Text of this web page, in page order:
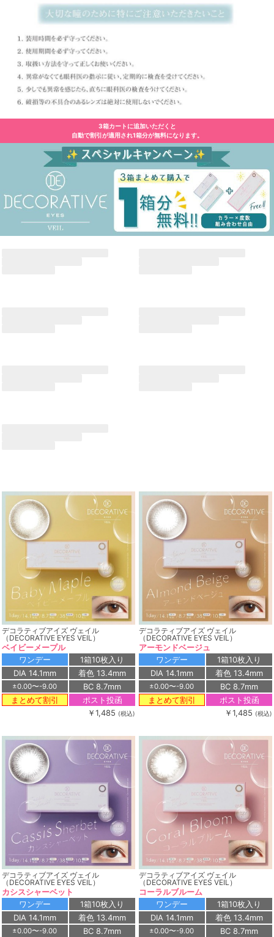
3箱カートに追加いただくと
自動で割引が適用され1箱分が無料になります。
デコラティブアイズ ヴェイル
（DECORATIVE EYES VEIL）
ベイビーメープル
ワンデー
1箱10枚入り
DIA 14.1mm
着色 13.4mm
±0.00〜-9.00
BC 8.7mm
まとめて割引
ポスト投函
￥1,485 (税込)
デコラティブアイズ ヴェイル
（DECORATIVE EYES VEIL）
アーモンドベージュ
ワンデー
1箱10枚入り
DIA 14.1mm
着色 13.4mm
±0.00〜-9.00
BC 8.7mm
まとめて割引
ポスト投函
￥1,485 (税込)
デコラティブアイズ ヴェイル
（DECORATIVE EYES VEIL）
カシスシャーベット
ワンデー
1箱10枚入り
DIA 14.1mm
着色 13.4mm
±0.00〜-9.00 BC 8.7mm
デコラティブアイズ ヴェイル
（DECORATIVE EYES VEIL）
コーラルブルーム
ワンデー
1箱10枚入り
DIA 14.1mm
着色 13.4mm
±0.00〜-9.00 BC 8.7mm